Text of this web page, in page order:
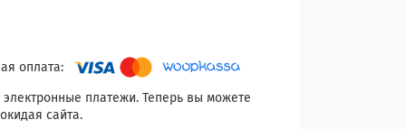
платежи. Теперь вы можете
сайта.